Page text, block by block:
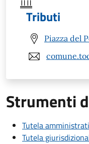
Tributi
Piazza del
Strumenti
Tutela
Tutela